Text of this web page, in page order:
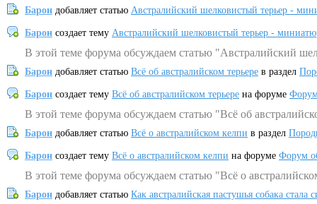
Барон добавляет статью Австралийский шелковистый терьер -
Барон создает тему Австралийский шелковистый терьер -
В этой теме форума обсуждаем статью "Австралийский
Барон добавляет статью Всё об австралийском терьере в раздел
Барон создает тему Всё об австралийском терьере на форуме
В этой теме форума обсуждаем статью "Всё об
Барон добавляет статью Всё о австралийском келпи в раздел
Барон создает тему Всё о австралийском келпи на форуме Форум
В этой теме форума обсуждаем статью "Всё о
Барон добавляет статью Как австралийская пастушья собака